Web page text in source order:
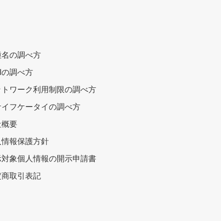
名の調べ方
の調べ方
トワーク利用制限の調べ方
イフケータイの調べ方
概要
情報保護方針
対象個人情報の開示申請書
商取引表記